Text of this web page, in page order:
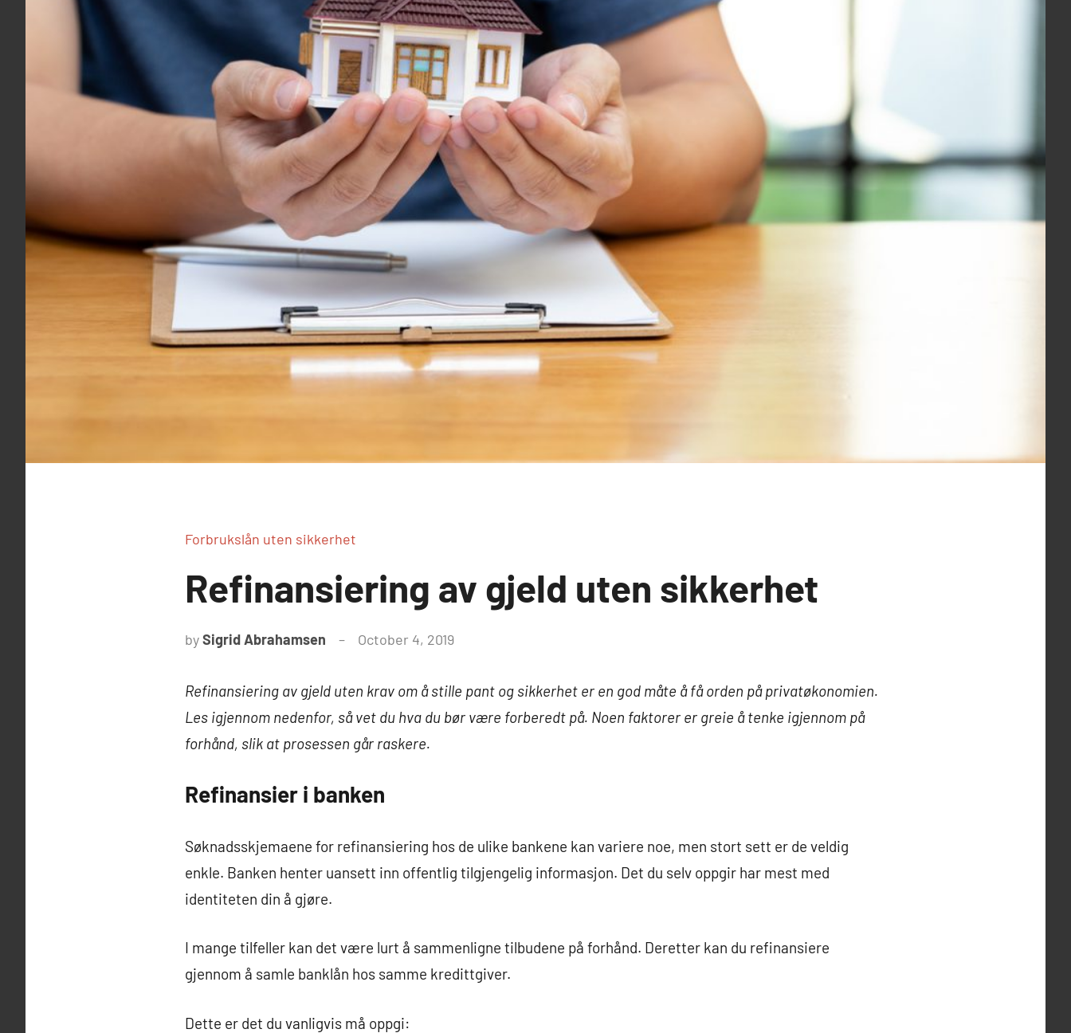
Forbrukslån uten sikkerhet
Refinansiering av gjeld uten sikkerhet
bySigrid Abrahamsen October 4, 2019
Refinansiering av gjeld uten krav om å stille pant og sikkerhet er en god måte å få orden på privatøkonomien.
Les igjennom nedenfor, så vet du hva du bør være forberedt på. Noen faktorer er greie å tenke igjennom på
forhånd, slik at prosessen går raskere.
Refinansier i banken
Søknadsskjemaene for refinansiering hos de ulike bankene kan variere noe, men stort sett er de veldig
enkle. Banken henter uansett inn offentlig tilgjengelig informasjon. Det du selv oppgir har mest med
identiteten din å gjøre.
I mange tilfeller kan det være lurt å sammenligne tilbudene på forhånd. Deretter kan du refinansiere
gjennom å samle banklån hos samme kredittgiver.
Dette er det du vanligvis må oppgi: